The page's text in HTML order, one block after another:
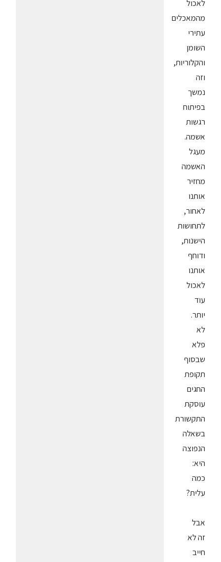
לאכול
מהמאכלים
עתירי
השומן
והקלוריות,
וזה
נמשך
בפיתוח
רגשות
אשמה.
מעגל
האשמה
מחזיר
אותנו
לאחור,
לתחושות
הישנות,
ודוחף
אותנו
לאכול
עוד
יותר.
לא
פלא
שבסוף
תקופת
החגים
עוסקת
התקשורת
בשאלה
הנפוצה
היא:
כמה
עלית?
אבל
זה לא
חייב